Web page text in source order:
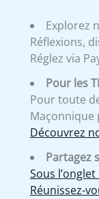
Explorez
Réflexions,
Réglez via
Pour les
Pour toute
Maçonnique
Découvrez
Partagez
Sous
Réunissez-